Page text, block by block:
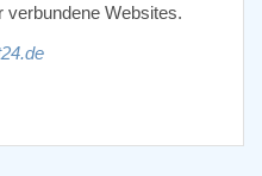
verbundene Websites.